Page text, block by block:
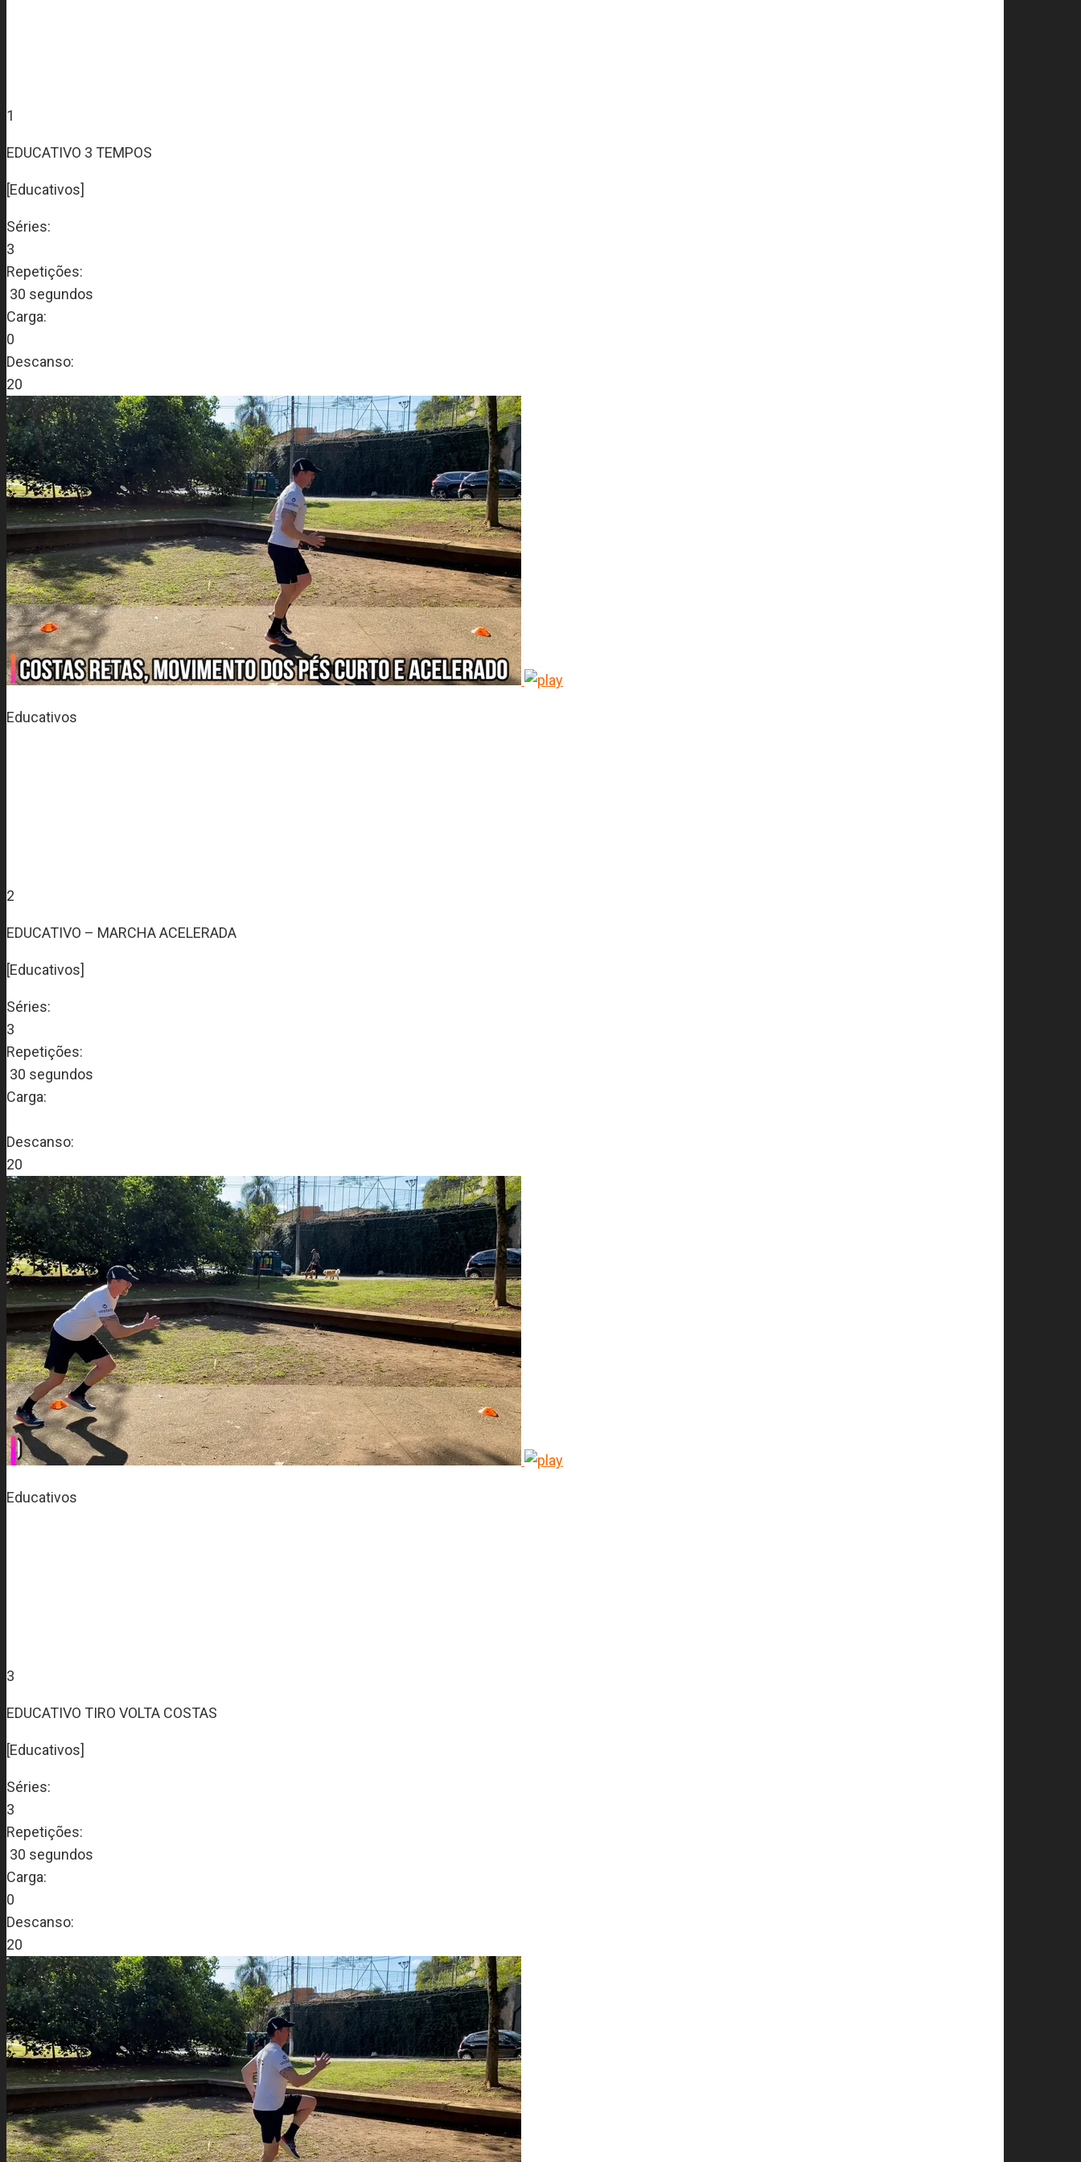
1
EDUCATIVO 3 TEMPOS
[Educativos]
Séries:
3
Repetições:
30 segundos
Carga:
0
Descanso:
20
Educativos
2
EDUCATIVO – MARCHA ACELERADA
[Educativos]
Séries:
3
Repetições:
30 segundos
Carga:
Descanso:
20
Educativos
3
EDUCATIVO TIRO VOLTA COSTAS
[Educativos]
Séries:
3
Repetições:
30 segundos
Carga:
0
Descanso:
20